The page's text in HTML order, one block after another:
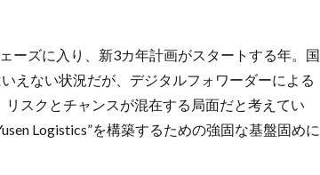
ーズに入り、新3カ年計画がスタートする年。国
えない状況だが、デジタルフォワーダーによる
スクとチャンスが混在する局面だと考えてい
Logistics”を構築するための強固な基盤固めに